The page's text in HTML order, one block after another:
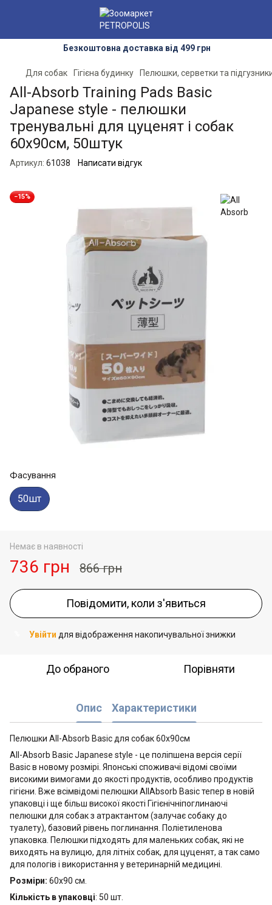
Безкоштовна доставка від 499 грн
Для собак Гігієна будинку Пелюшки, серветки та
All-Absorb Training Pads Basic
Japanese style - пелюшки
тренувальні для цуценят і собак
60х90см, 50штук
Артикул: 61038 Написати відгук
−15%
Фасування
50шт
Немає в наявності
736 грн 866 грн
Повідомити, коли з'явиться
Увійти для відображення накопичувальної знижки
До обраного Порівняти
Опис Характеристики
Пелюшки All-Absorb Basic для собак 60х90см
All-Absorb Basic Japanese style - це поліпшена версія серії
Basic в новому розмірі. Японські споживачі відомі своїми
високими вимогами до якості продуктів, особливо продуктів
гігієни. Вже всімвідомі пелюшки AllAbsorb Basic тепер в новій
упаковці і ще більш високої якості Гігієнічніпоглинаючі
пелюшки для собак з атрактантом (залучає собаку до
туалету), базовий рівень поглинання. Поліетиленова
упаковка. Пелюшки підходять для маленьких собак, які не
виходять на вулицю, для літніх собак, для цуценят, а так само
для пологів і використання у ветеринарній медицині.
Розміри: 60х90 см.
Кількість в упаковці: 50 шт.